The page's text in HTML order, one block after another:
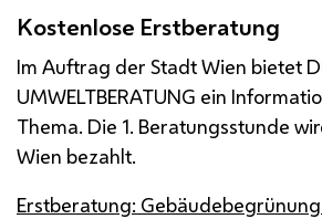
Kostenlose Erstberatung
Im Auftrag der Stadt Wien bietet
UMWELTBERATUNG ein
Thema. Die 1. Beratungsstunde
Wien bezahlt.
Erstberatung: